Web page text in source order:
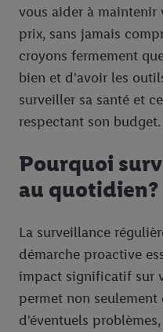
vous aider à
prix, sans jamais
croyons fermement
bien et d'avoir les
surveiller sa santé et
respectant son budget.
Pourquoi
au quotidien?
La surveillance
démarche proactive
impact significatif sur
permet non
d'éventuels